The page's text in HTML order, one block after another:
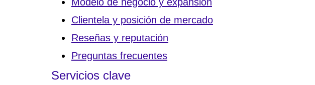
Clientela y posición de mercado
Reseñas y reputación
Preguntas frecuentes
Servicios clave